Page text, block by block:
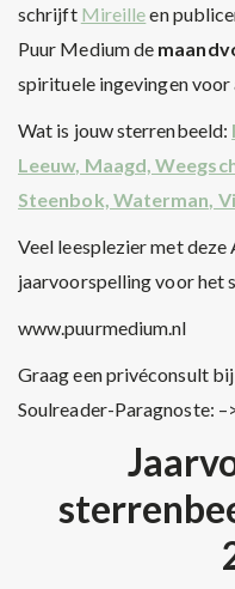
schrijft Mireilleen
Puur Medium de
spirituele ingevingen voor
Wat is jouw sterrenbeeld:
Leeuw, Maagd,
Steenbok, Waterman,
Veel leesplezier met
jaarvoorspelling voor het
www.puurmedium.nl
Graag een privéconsult
Soulreader-Paragnoste: